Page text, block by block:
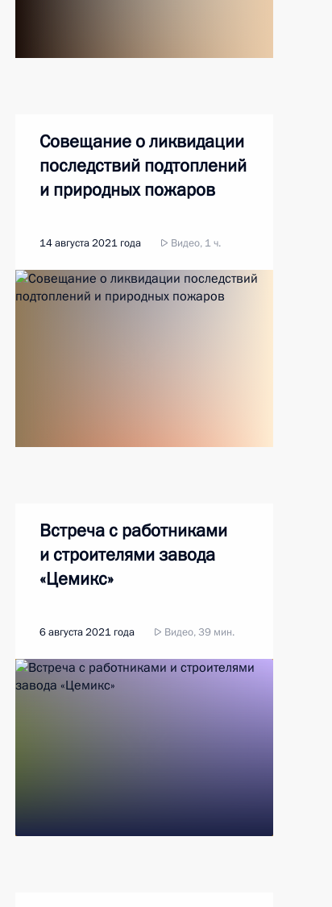
Совещание о ликвидации
последствий подтоплений
и природных пожаров
14 августа 2021 года Видео, 1 ч.
Встреча с работниками
и строителями завода
«Цемикс»
6 августа 2021 года Видео, 39 мин.